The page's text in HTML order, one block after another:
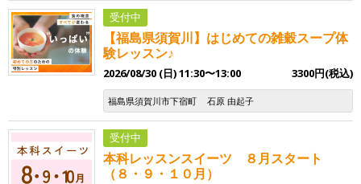
受付中
【福島県須賀川】はじめての雑穀スープ体
験レッスン♪
2026/08/30 (日) 11:30〜13:00 3300円(税込)
福島県須賀川市下宿町 石原 由起子
受付中
本科レッスンスイーツ ８月スタート
（８・９・１０月）